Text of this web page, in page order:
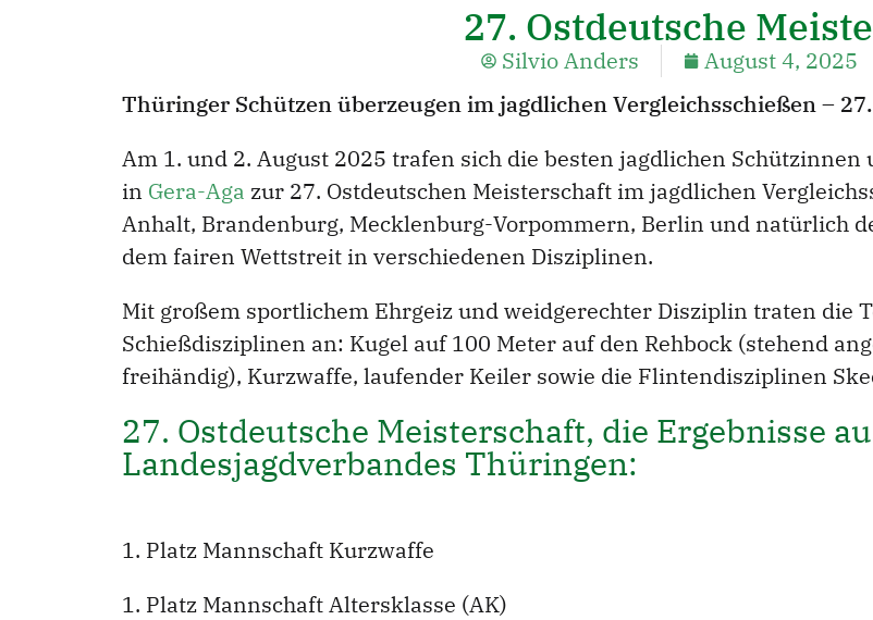
27. Ostdeutsche
Silvio Anders August 4, 2025
Thüringer Schützen überzeugen im jagdlichen Vergleichsschießen –
Am 1. und 2. August 2025 trafen sich die besten jagdlichen
in Gera-Aga zur 27. Ostdeutschen Meisterschaft im jagdlichen
Anhalt, Brandenburg, Mecklenburg-Vorpommern, Berlin und natürlich
dem fairen Wettstreit in verschiedenen Disziplinen.
Mit großem sportlichem Ehrgeiz und weidgerechter Disziplin traten die
Schießdisziplinen an: Kugel auf 100 Meter auf den Rehbock (stehend
freihändig), Kurzwaffe, laufender Keiler sowie die Flintendisziplinen
27. Ostdeutsche Meisterschaft, die Ergebnisse
Landesjagdverbandes Thüringen:
1. Platz Mannschaft Kurzwaffe
1. Platz Mannschaft Altersklasse (AK)